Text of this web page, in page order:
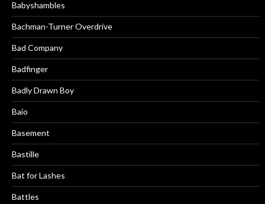
Babyshambles
Bachman-Turner Overdrive
Bad Company
Badfinger
Badly Drawn Boy
Baio
Basement
Bastille
Bat for Lashes
Battles